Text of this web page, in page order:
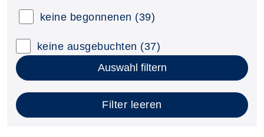
keine begonnenen (39)
keine ausgebuchten (37)
Auswahl filtern
Filter leeren